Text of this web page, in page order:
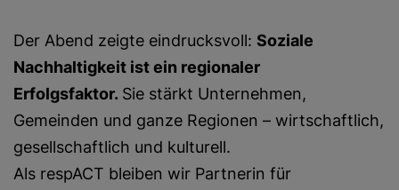
Der Abend zeigte eindrucksvoll: Soziale
Nachhaltigkeit ist ein regionaler
Erfolgsfaktor. Sie stärkt Unternehmen,
Gemeinden und ganze Regionen – wirtschaftlich,
gesellschaftlich und kulturell.
Als respACT bleiben wir Partnerin für